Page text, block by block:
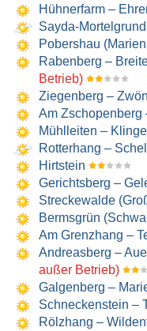
Hühnerfarm –
Sayda-Mortelgrund
Pobershau
Rabenberg –
Betrieb)
Ziegenberg –
Am Zschopenberg
Mühlleiten –
Rotterhang –
Hirtstein
Gerichtsberg –
Streckewalde
Bermsgrün
Am Grenzhang –
Andreasberg –
außer Betrieb)
Galgenberg –
Schneckenstein –
Rölzhang –